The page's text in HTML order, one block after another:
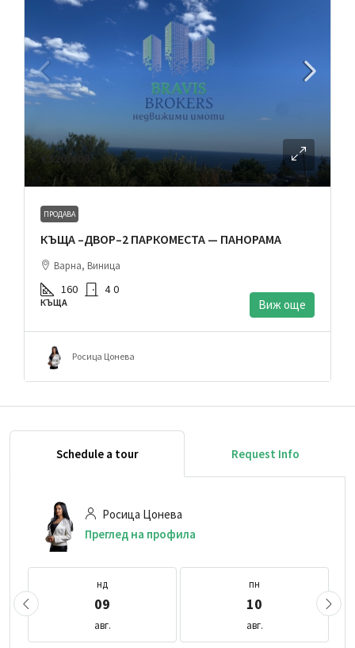
€320,000
ПРОДАВА
КЪЩА –ДВОР–2 ПАРКОМЕСТА — ПАНОРАМА
Варна, Виница
160 4 0
КЪЩА Виж още
Росица Цонева
Schedule a tour Request Info
Росица Цонева
Преглед на профила
нд
09
авг.
пн
10
авг.